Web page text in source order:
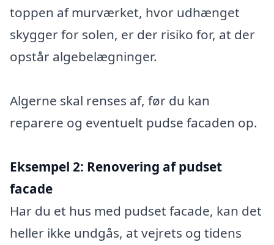
toppen af murværket, hvor udhænget
skygger for solen, er der risiko for, at der
opstår algebelægninger.
Algerne skal renses af, før du kan
reparere og eventuelt pudse facaden op.
Eksempel 2: Renovering af pudset
facade
Har du et hus med pudset facade, kan det
heller ikke undgås, at vejrets og tidens